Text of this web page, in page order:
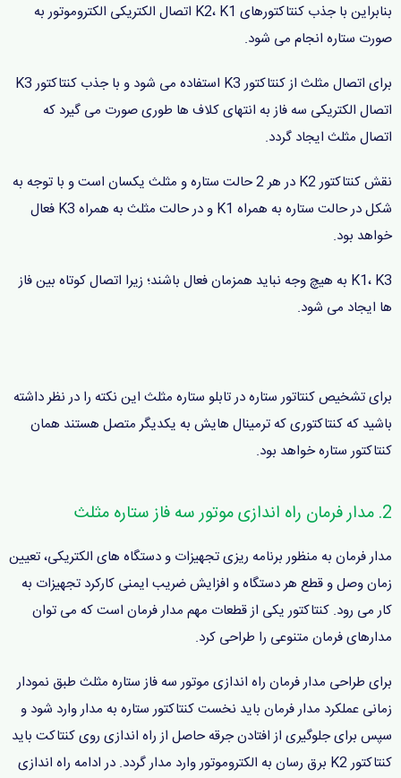
بنابراین با جذب کنتاکتورهای K2، K1 اتصال الکتریکی الکتروموتور به
صورت ستاره انجام می شود.
برای اتصال مثلث از کنتاکتور K3 استفاده می شود و با جذب کنتاکتور K3
اتصال الکتریکی سه فاز به انتهای کلاف ها طوری صورت می گیرد که
اتصال مثلث ایجاد گردد.
نقش کنتاکتور K2 در هر 2 حالت ستاره و مثلث یکسان است و با توجه به
شکل در حالت ستاره به همراه K1 و در حالت مثلث به همراه K3 فعال
خواهد بود.
K1، K3 به هیچ وجه نباید همزمان فعال باشند؛ زیرا اتصال کوتاه بین فاز
ها ایجاد می شود.
برای تشخیص کنتاتور ستاره در تابلو ستاره مثلث این نکته را در نظر داشته
باشید که کنتاکتوری که ترمینال هایش به یکدیگر متصل هستند همان
کنتاکتور ستاره خواهد بود.
2. مدار فرمان راه اندازی موتور سه فاز ستاره مثلث
مدار فرمان به منظور برنامه ریزی تجهیزات و دستگاه های الکتریکی، تعیین
زمان وصل و قطع هر دستگاه و افزایش ضریب ایمنی کارکرد تجهیزات به
کار می رود. کنتاکتور یکی از قطعات مهم مدار فرمان است که می توان
مدارهای فرمان متنوعی را طراحی کرد.
برای طراحی مدار فرمان راه اندازی موتور سه فاز ستاره مثلث طبق نمودار
زمانی عملکرد مدار فرمان باید نخست کنتاکتور ستاره به مدار وارد شود و
سپس برای جلوگیری از افتادن جرقه حاصل از راه اندازی روی کنتاکت باید
کنتاکتور K2 برق رسان به الکتروموتور وارد مدار گردد. در ادامه راه اندازی